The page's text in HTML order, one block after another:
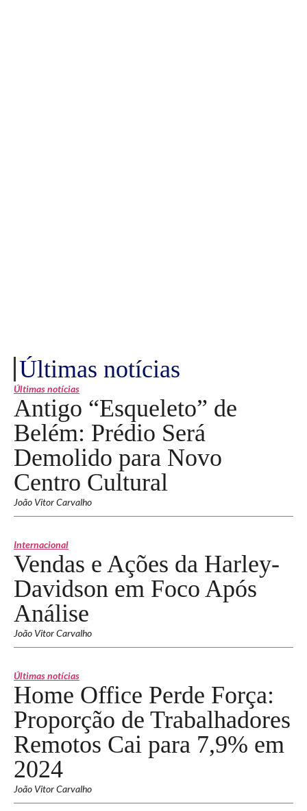
Últimas notícias
Últimas notícias
Antigo “Esqueleto” de
Belém: Prédio Será
Demolido para Novo
Centro Cultural
João Vitor Carvalho
Internacional
Vendas e Ações da Harley-
Davidson em Foco Após
Análise
João Vitor Carvalho
Últimas notícias
Home Office Perde Força:
Proporção de Trabalhadores
Remotos Cai para 7,9% em
2024
João Vitor Carvalho